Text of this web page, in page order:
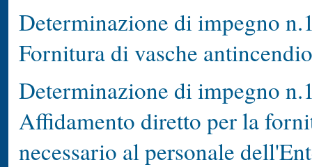
Determinazione di impegno
Fornitura di vasche
Determinazione di impegno
Affidamento diretto per la
necessario al personale